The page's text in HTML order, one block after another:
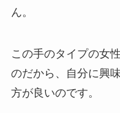
ん。
この手のタイプの女
のだから、自分に興
方が良いのです。